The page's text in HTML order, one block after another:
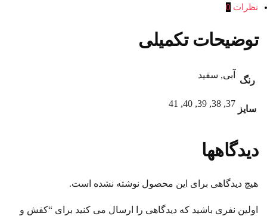
نظرات 0
توضیحات تکمیلی
رنگ
آبی, سفید
سایز
37, 38, 39, 40, 41
دیدگاهها
هیچ دیدگاهی برای این محصول نوشته نشده است.
اولین نفری باشید که دیدگاهی را ارسال می کنید برای “کفش و